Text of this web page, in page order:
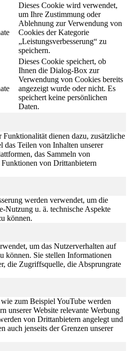
Dieses Cookie wird verwendet,
um Ihre Zustimmung oder
Ablehnung zur Verwendung von
Cookies der Kategorie
„Leistungsverbesserung“ zu
speichern.
Dieses Cookie speichert, ob
Ihnen die Dialog-Box zur
Verwendung von Cookies bereits
angezeigt wurde oder nicht. Es
speichert keine persönlichen
Daten.
dienen dazu, zusätzliche
Teilen von Inhalten unserer
das Sammeln von
von Drittanbietern
werden verwendet, um die
Nutzung u. ä. technische Aspekte
können.
um das Nutzerverhalten auf
können. Sie stellen Informationen
die Zugriffsquelle, die Absprungrate
zum Beispiel YouTube werden
unserer Website relevante Werbung
von Drittanbietern angelegt und
auch jenseits der Grenzen unserer